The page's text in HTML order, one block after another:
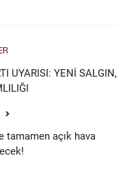
UYARISI: YENİ SALGIN,
tamamen açık hava